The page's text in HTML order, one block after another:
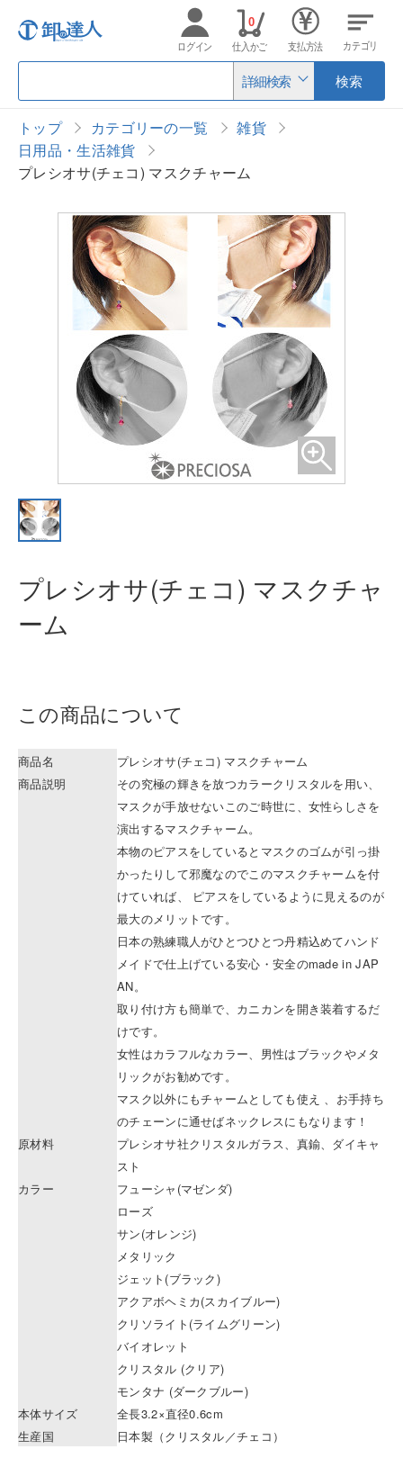
詳細検索 検索
ログイン 仕入かご
0
支払方法 カテゴリ
トップ カテゴリーの一覧
雑貨
日用品・生活雑貨
プレシオサ(チェコ) マスクチャーム
プレシオサ(チェコ) マスクチャ
ーム
この商品について
商品名
プレシオサ(チェコ) マスクチャーム
商品説明
その究極の輝きを放つカラークリスタルを用い、
マスクが手放せないこのご時世に、女性らしさを
演出するマスクチャーム。
本物のピアスをしているとマスクのゴムが引っ掛
かったりして邪魔なのでこのマスクチャームを付
けていれば、 ピアスをしているように見えるのが
最大のメリットです。
日本の熟練職人がひとつひとつ丹精込めてハンド
メイドで仕上げている安心・安全のmade in JAP
AN。
取り付け方も簡単で、カニカンを開き装着するだ
けです。
女性はカラフルなカラー、男性はブラックやメタ
リックがお勧めです。
マスク以外にもチャームとしても使え 、お手持ち
のチェーンに通せばネックレスにもなります！
原材料
プレシオサ社クリスタルガラス、真鍮、ダイキャ
スト
カラー
フューシャ(マゼンダ)
ローズ
サン(オレンジ)
メタリック
ジェット(ブラック)
アクアボヘミカ(スカイブルー)
クリソライト(ライムグリーン)
バイオレット
クリスタル (クリア)
モンタナ (ダークブルー)
本体サイズ
全長3.2×直径0.6cm
生産国
日本製（クリスタル／チェコ）